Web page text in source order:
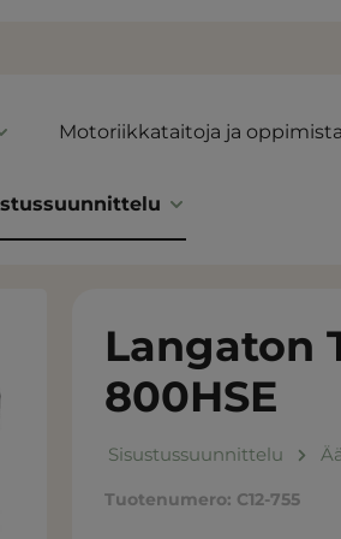
Motoriikkataitoja ja oppimista
Langaton
800HSE
Sisustussuunnittelu
Tuotenumero: C12-755